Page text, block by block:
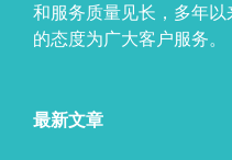
和服务质量见长，多年
的态度为广大客户服务。
最新文章